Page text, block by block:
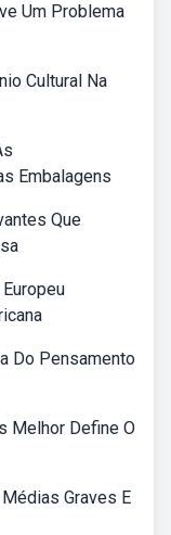
Um Problema
Cultural Na
Embalagens
Que
Do Pensamento
Melhor Define O
Graves E